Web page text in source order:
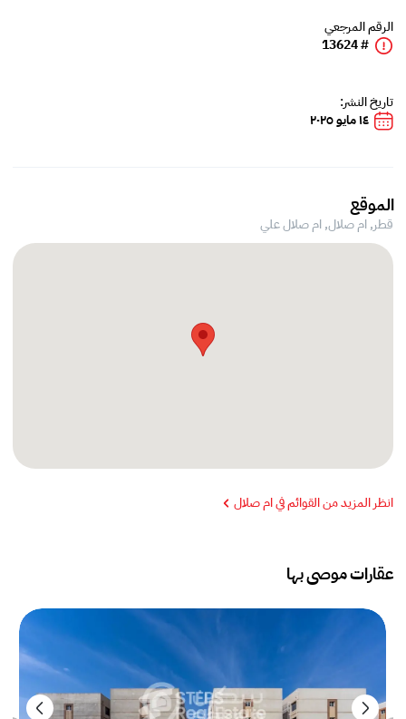
الرقم المرجعي
# 13624
تاريخ النشر:
١٤ مايو ٢٠٢٥
الموقع
قطر, ام صلال,ام صلال علي
انظر المزيد من القوائم في ام صلال
عقارات موصى بها